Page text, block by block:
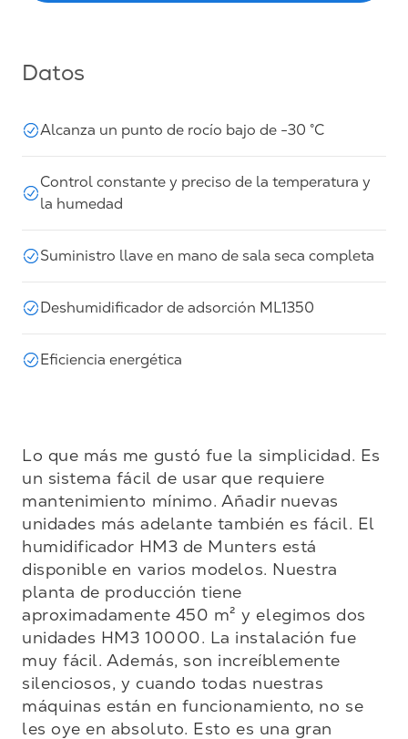
Datos
Alcanza un punto de rocío bajo de -30 °C
Control constante y preciso de la temperatura y
la humedad
Suministro llave en mano de sala seca completa
Deshumidificador de adsorción ML1350
Eficiencia energética
Lo que más me gustó fue la simplicidad. Es
un sistema fácil de usar que requiere
mantenimiento mínimo. Añadir nuevas
unidades más adelante también es fácil. El
humidificador HM3 de Munters está
disponible en varios modelos. Nuestra
planta de producción tiene
aproximadamente 450 m² y elegimos dos
unidades HM3 10000. La instalación fue
muy fácil. Además, son increíblemente
silenciosos, y cuando todas nuestras
máquinas están en funcionamiento, no se
les oye en absoluto. Esto es una gran